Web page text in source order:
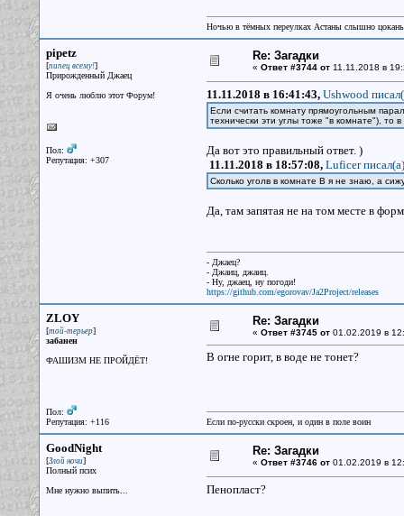
Ночью в тёмных переулках Астаны слышно
pipetz
[пипец всему!]
Прирожденный Джаец
Я очень люблю этот Форум!
Пол:
Репутация: +307
Re: Загадки
« Ответ #3744 от11.11.2018 в
11.11.2018 в 16:41:43, Ushwood
Если считать комнату прямоугольным
технически эти углы тоже "в комнате"), то
Да вот это правильный ответ. )
11.11.2018 в 18:57:08, Luficer писал(a)
Сколько уголв в комнате В я не знаю, а
Да, там запятая не на том месте в
- Джаец?
- Джаиц, джаиц.
- Ну, джаец, ну погоди!
https://github.com/egorovav/Ja2Project/releases
ZLOY
[той-терьер]
забанен
ФАШИЗМ НЕ ПРОЙДЁТ!
Пол:
Репутация: +116
Re: Загадки
« Ответ #3745 от01.02.2019 в
В огне горит, в воде не тонет?
Если по-русски скроен, и один в поле воин
GoodNight
[Злой ночи]
Полный псих
Мне нужно выпить...
Re: Загадки
« Ответ #3746 от01.02.2019 в
Пенопласт?